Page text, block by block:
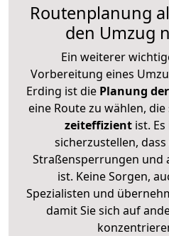
Routenplanung
den Umzug
Ein weiterer
Vorbereitung eines
Erding ist die Planung
eine Route zu wählen,
zeiteffizientist. Es
sicherzustellen,
Straßensperrungen und
ist. Keine Sorgen,
Spezialisten und
damit Sie sich auf